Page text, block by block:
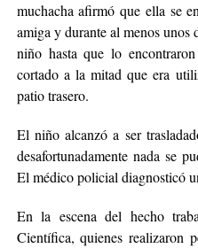
muchacha afirmó que ella se
amiga y durante al menos
niño hasta que lo
cortado a la mitad que era
patio trasero.
El niño alcanzó a ser
desafortunadamente nada se
El médico policial diagnosticó
En la escena del hecho
Científica, quienes realizaron